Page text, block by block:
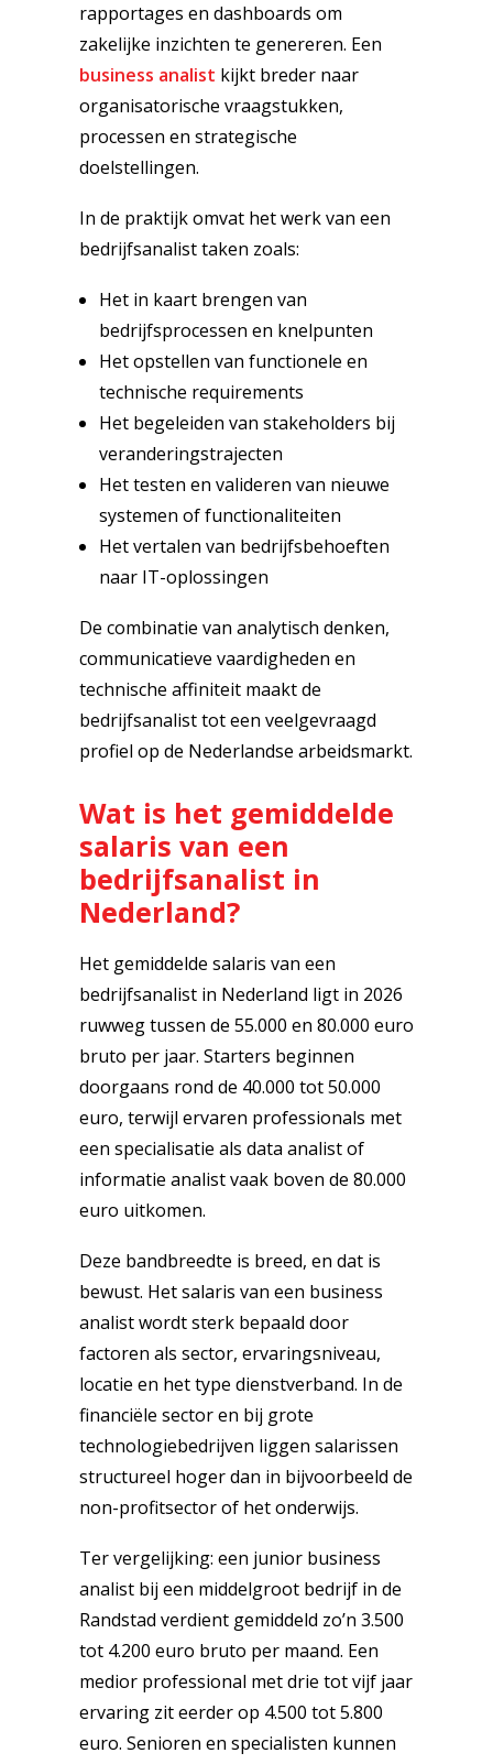
rapportages en dashboards om
zakelijke inzichten te genereren. Een
business analist kijkt breder naar
organisatorische vraagstukken,
processen en strategische
doelstellingen.
In de praktijk omvat het werk van een
bedrijfsanalist taken zoals:
Het in kaart brengen van
bedrijfsprocessen en knelpunten
Het opstellen van functionele en
technische requirements
Het begeleiden van stakeholders bij
veranderingstrajecten
Het testen en valideren van nieuwe
systemen of functionaliteiten
Het vertalen van bedrijfsbehoeften
naar IT-oplossingen
De combinatie van analytisch denken,
communicatieve vaardigheden en
technische affiniteit maakt de
bedrijfsanalist tot een veelgevraagd
profiel op de Nederlandse arbeidsmarkt.
Wat is het gemiddelde
salaris van een
bedrijfsanalist in
Nederland?
Het gemiddelde salaris van een
bedrijfsanalist in Nederland ligt in 2026
ruwweg tussen de 55.000 en 80.000 euro
bruto per jaar. Starters beginnen
doorgaans rond de 40.000 tot 50.000
euro, terwijl ervaren professionals met
een specialisatie als data analist of
informatie analist vaak boven de 80.000
euro uitkomen.
Deze bandbreedte is breed, en dat is
bewust. Het salaris van een business
analist wordt sterk bepaald door
factoren als sector, ervaringsniveau,
locatie en het type dienstverband. In de
financiële sector en bij grote
technologiebedrijven liggen salarissen
structureel hoger dan in bijvoorbeeld de
non-profitsector of het onderwijs.
Ter vergelijking: een junior business
analist bij een middelgroot bedrijf in de
Randstad verdient gemiddeld zo’n 3.500
tot 4.200 euro bruto per maand. Een
medior professional met drie tot vijf jaar
ervaring zit eerder op 4.500 tot 5.800
euro. Senioren en specialisten kunnen